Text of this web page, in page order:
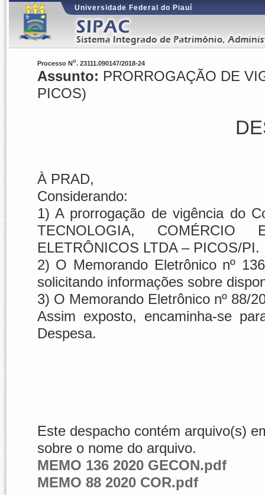
Universidade Federal do Piauí
Processo No. 23111.090147/2018-24
Assunto: PRORROGAÇÃO DE
PICOS)
À PRAD,
Considerando:
1) A prorrogação de vigência do
TECNOLOGIA, COMÉRCIO
ELETRÔNICOS LTDA – PICOS/PI.
2) O Memorando Eletrônico nº
solicitando informações sobre
3) O Memorando Eletrônico nº 88/
Assim exposto, encaminha-se
Despesa.
Este despacho contém arquivo(s)
sobre o nome do arquivo.
MEMO 136 2020 GECON.pdf
MEMO 88 2020 COR.pdf